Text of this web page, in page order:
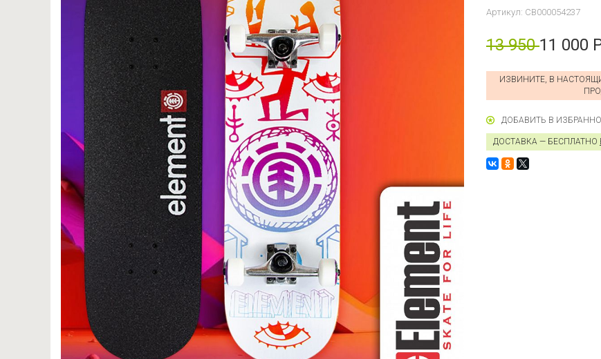
Артикул: CB000054237
13 95011 000
ИЗВИНИТЕ, В
ДОБАВИТЬ В
ДОСТАВКА — БЕСПЛАТНО